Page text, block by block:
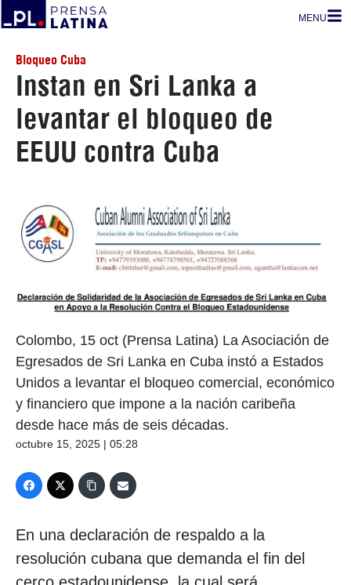
MENU
Bloqueo Cuba
Instan en Sri Lanka a
levantar el bloqueo de
EEUU contra Cuba
Colombo, 15 oct (Prensa Latina) La Asociación de
Egresados de Sri Lanka en Cuba instó a Estados
Unidos a levantar el bloqueo comercial, económico
y financiero que impone a la nación caribeña
desde hace más de seis décadas.
octubre 15, 2025 | 05:28
En una declaración de respaldo a la
resolución cubana que demanda el fin del